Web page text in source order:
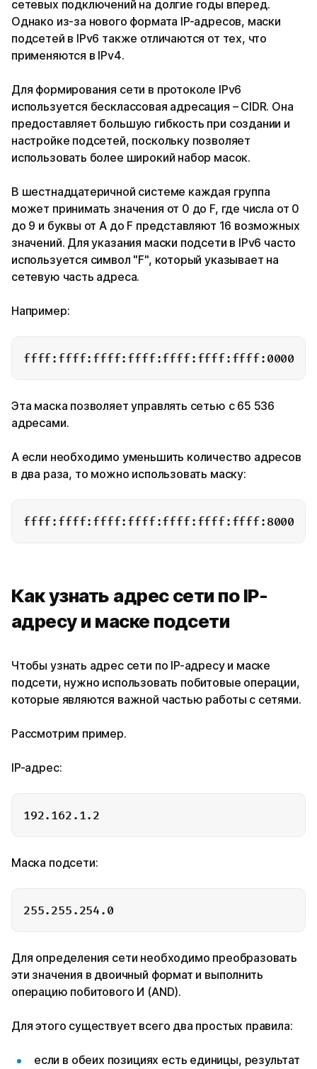
сетевых подключений на долгие годы вперед.
Однако из-за нового формата IP-адресов, маски
подсетей в IPv6 также отличаются от тех, что
применяются в IPv4.
Для формирования сети в протоколе IPv6
используется бесклассовая адресация – CIDR. Она
предоставляет большую гибкость при создании и
настройке подсетей, поскольку позволяет
использовать более широкий набор масок.
В шестнадцатеричной системе каждая группа
может принимать значения от 0 до F, где числа от 0
до 9 и буквы от A до F представляют 16 возможных
значений. Для указания маски подсети в IPv6 часто
используется символ "F", который указывает на
сетевую часть адреса.
Например:
Эта маска позволяет управлять сетью с 65 536
адресами.
А если необходимо уменьшить количество адресов
в два раза, то можно использовать маску:
Как узнать адрес сети по IP-
адресу и маске подсети
Чтобы узнать адрес сети по IP-адресу и маске
подсети, нужно использовать побитовые операции,
которые являются важной частью работы с сетями.
Рассмотрим пример.
IP-адрес:
Маска подсети:
Для определения сети необходимо преобразовать
эти значения в двоичный формат и выполнить
операцию побитового И (AND).
Для этого существует всего два простых правила:
если в обеих позициях есть единицы, результат